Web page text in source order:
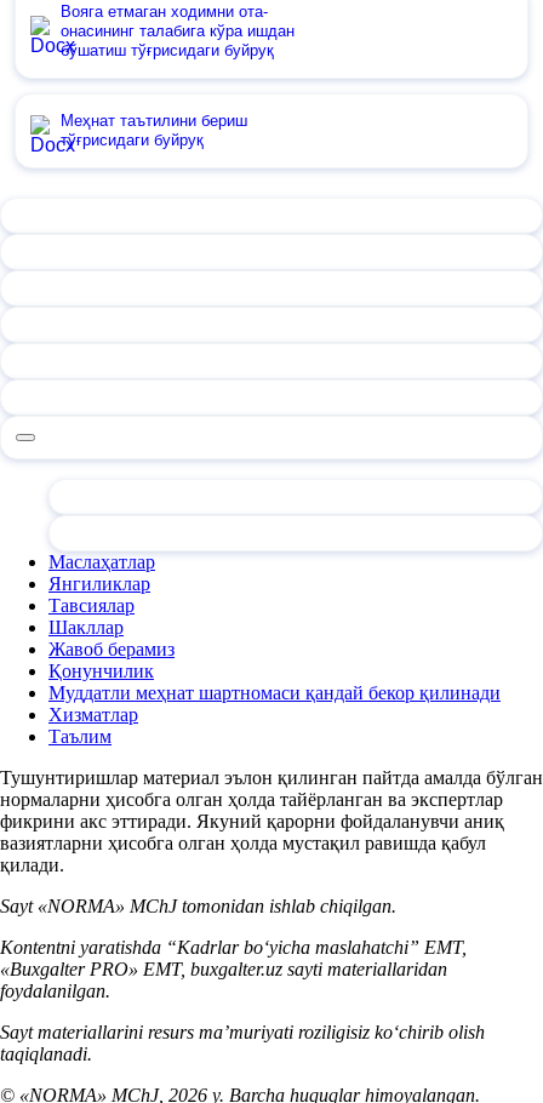
Вояга етмаган ходимни ота-
онасининг талабига кўра ишдан
бўшатиш тўғрисидаги буйруқ
Меҳнат таътилини бериш
тўғрисидаги буйруқ
Маслаҳатлар
Янгиликлар
Тавсиялар
Шакллар
Жавоб берамиз
Қонунчилик
Муддатли меҳнат шартномаси қандай бекор қилинади
Хизматлар
Таълим
Тушунтиришлар материал эълон қилинган пайтда амалда бўлган
нормаларни ҳисобга олган ҳолда тайёрланган ва экспертлар
фикрини акс эттиради. Якуний қарорни фойдаланувчи аниқ
вазиятларни ҳисобга олган ҳолда мустақил равишда қабул
қилади.
Sayt «NORMA» MChJ tomonidan ishlab chiqilgan.
Kontentni yaratishda “Kadrlar boʻyicha maslahatchi” EMT,
«Buxgalter PRO» EMT, buxgalter.uz sayti materiallaridan
foydalanilgan.
Sayt materiallarini resurs ma’muriyati roziligisiz koʻchirib olish
taqiqlanadi.
© «NORMA» MChJ, 2026 y. Barcha huquqlar himoyalangan.